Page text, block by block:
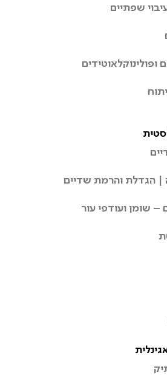
שפתיים
ופולינוקלאוטידים
| הגדלת והרמת שדיים
– שומן ועודפי עור